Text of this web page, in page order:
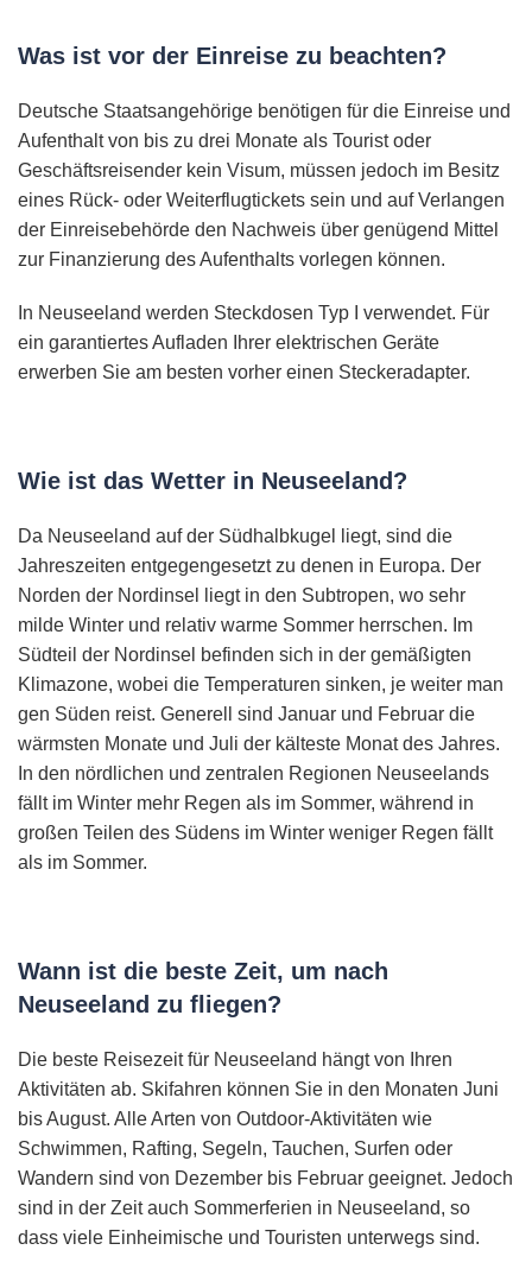
Was ist vor der Einreise zu beachten?
Deutsche Staatsangehörige benötigen für die Einreise und
Aufenthalt von bis zu drei Monate als Tourist oder
Geschäftsreisender kein Visum, müssen jedoch im Besitz
eines Rück- oder Weiterflugtickets sein und auf Verlangen
der Einreisebehörde den Nachweis über genügend Mittel
zur Finanzierung des Aufenthalts vorlegen können.
In Neuseeland werden Steckdosen Typ I verwendet. Für
ein garantiertes Aufladen Ihrer elektrischen Geräte
erwerben Sie am besten vorher einen Steckeradapter.
Wie ist das Wetter in Neuseeland?
Da Neuseeland auf der Südhalbkugel liegt, sind die
Jahreszeiten entgegengesetzt zu denen in Europa. Der
Norden der Nordinsel liegt in den Subtropen, wo sehr
milde Winter und relativ warme Sommer herrschen. Im
Südteil der Nordinsel befinden sich in der gemäßigten
Klimazone, wobei die Temperaturen sinken, je weiter man
gen Süden reist. Generell sind Januar und Februar die
wärmsten Monate und Juli der kälteste Monat des Jahres.
In den nördlichen und zentralen Regionen Neuseelands
fällt im Winter mehr Regen als im Sommer, während in
großen Teilen des Südens im Winter weniger Regen fällt
als im Sommer.
Wann ist die beste Zeit, um nach
Neuseeland zu fliegen?
Die beste Reisezeit für Neuseeland hängt von Ihren
Aktivitäten ab. Skifahren können Sie in den Monaten Juni
bis August. Alle Arten von Outdoor-Aktivitäten wie
Schwimmen, Rafting, Segeln, Tauchen, Surfen oder
Wandern sind von Dezember bis Februar geeignet. Jedoch
sind in der Zeit auch Sommerferien in Neuseeland, so
dass viele Einheimische und Touristen unterwegs sind.